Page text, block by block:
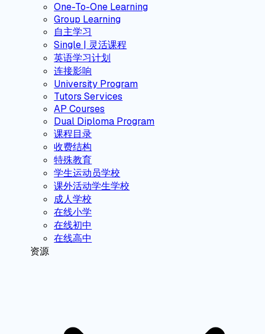
One-To-One Learning
Group Learning
自主学习
Single | 灵活课程
英语学习计划
连接影响
University Program
Tutors Services
AP Courses
Dual Diploma Program
课程目录
收费结构
特殊教育
学生运动员学校
课外活动学生学校
成人学校
在线小学
在线初中
在线高中
资源